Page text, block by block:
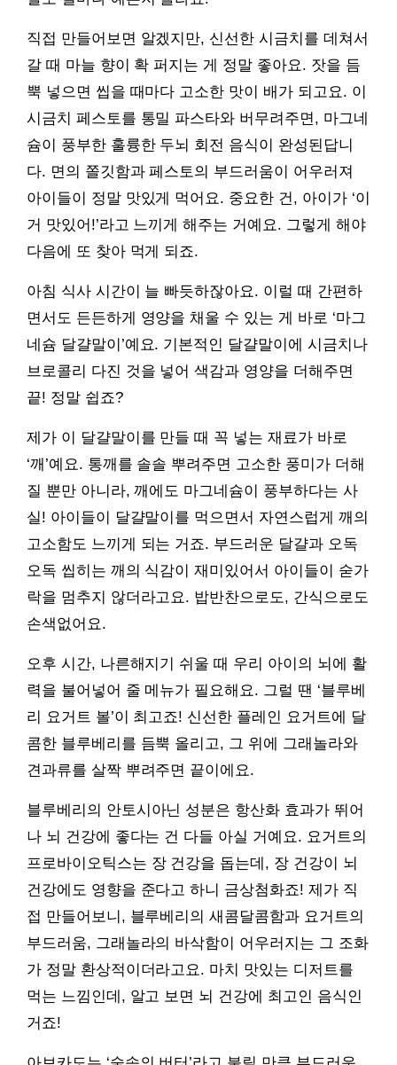
직접 만들어보면 알겠지만, 신선한 시금치를 데쳐서
갈 때 마늘 향이 확 퍼지는 게 정말 좋아요. 잣을 듬
뿍 넣으면 씹을 때마다 고소한 맛이 배가 되고요. 이
시금치 페스토를 통밀 파스타와 버무려주면, 마그네
슘이 풍부한 훌륭한 두뇌 회전 음식이 완성된답니
다. 면의 쫄깃함과 페스토의 부드러움이 어우러져
아이들이 정말 맛있게 먹어요. 중요한 건, 아이가 ‘이
거 맛있어!’라고 느끼게 해주는 거예요. 그렇게 해야
다음에 또 찾아 먹게 되죠.
아침 식사 시간이 늘 빠듯하잖아요. 이럴 때 간편하
면서도 든든하게 영양을 채울 수 있는 게 바로 ‘마그
네슘 달걀말이’예요. 기본적인 달걀말이에 시금치나
브로콜리 다진 것을 넣어 색감과 영양을 더해주면
끝! 정말 쉽죠?
제가 이 달걀말이를 만들 때 꼭 넣는 재료가 바로
‘깨’예요. 통깨를 솔솔 뿌려주면 고소한 풍미가 더해
질 뿐만 아니라, 깨에도 마그네슘이 풍부하다는 사
실! 아이들이 달걀말이를 먹으면서 자연스럽게 깨의
고소함도 느끼게 되는 거죠. 부드러운 달걀과 오독
오독 씹히는 깨의 식감이 재미있어서 아이들이 숟가
락을 멈추지 않더라고요. 밥반찬으로도, 간식으로도
손색없어요.
오후 시간, 나른해지기 쉬울 때 우리 아이의 뇌에 활
력을 불어넣어 줄 메뉴가 필요해요. 그럴 땐 ‘블루베
리 요거트 볼’이 최고죠! 신선한 플레인 요거트에 달
콤한 블루베리를 듬뿍 올리고, 그 위에 그래놀라와
견과류를 살짝 뿌려주면 끝이에요.
블루베리의 안토시아닌 성분은 항산화 효과가 뛰어
나 뇌 건강에 좋다는 건 다들 아실 거예요. 요거트의
프로바이오틱스는 장 건강을 돕는데, 장 건강이 뇌
건강에도 영향을 준다고 하니 금상첨화죠! 제가 직
접 만들어보니, 블루베리의 새콤달콤함과 요거트의
부드러움, 그래놀라의 바삭함이 어우러지는 그 조화
가 정말 환상적이더라고요. 마치 맛있는 디저트를
먹는 느낌인데, 알고 보면 뇌 건강에 최고인 음식인
거죠!